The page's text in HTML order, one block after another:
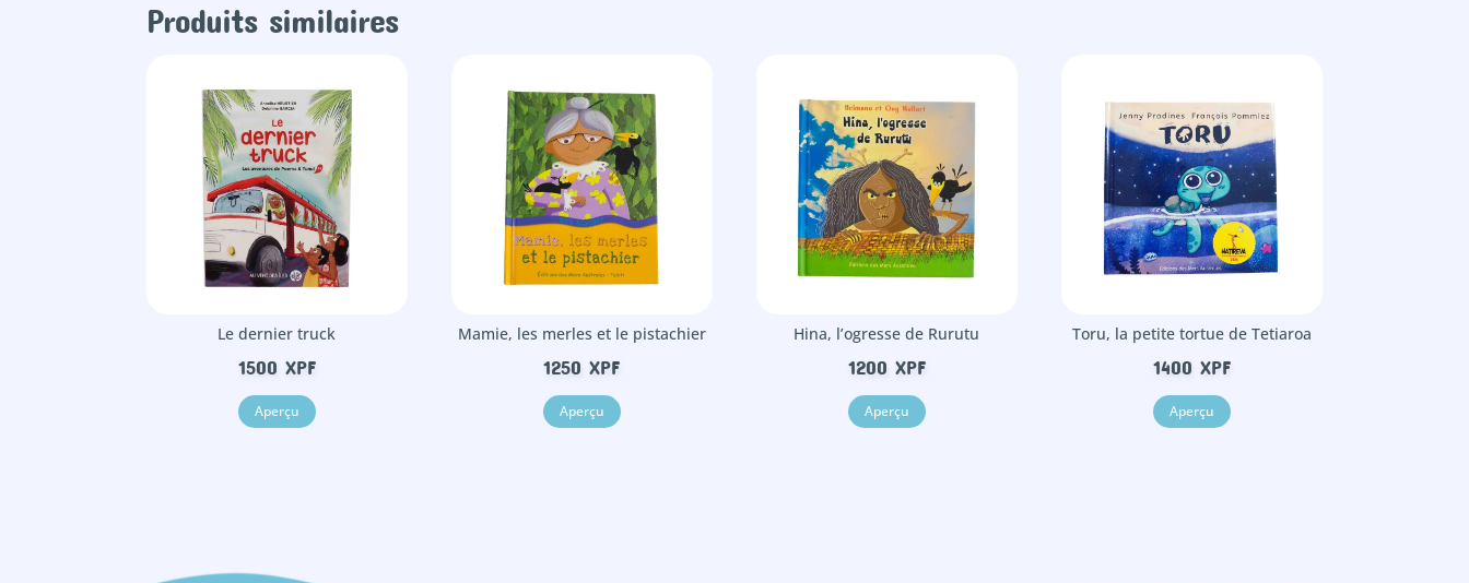
Produits similaires
Le dernier truck
1500 XPF
Aperçu
Mamie, les merles et le pistachier
1250XPF
Aperçu
Hina, l’ogresse de Rurutu
1200 XPF
Aperçu
Toru, la petite tortue de Tetiaroa
1400 XPF
Aperçu